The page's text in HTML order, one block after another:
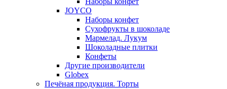
JOYCO
Наборы конфет
Сухофрукты в шоколаде
Мармелад. Лукум
Шоколадные плитки
Конфеты
Другие производители
Globex
Печёная продукция. Торты